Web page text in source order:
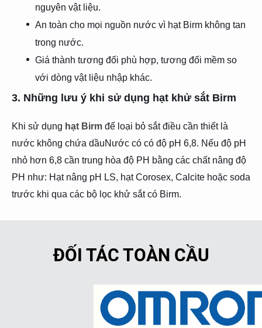
nguyên vật liệu.
An toàn cho mọi nguồn nước vì hạt Birm không tan
trong nước.
Giá thành tương đối phù hợp, tương đối mềm so
với dòng vật liệu nhập khác.
3. Những lưu ý khi sử dụng hạt khử sắt Birm
Khi sử dụng hạt Birm để loại bỏ sắt điều cần thiết là
nước không chứa dầuNước có có độ pH 6,8. Nếu độ pH
nhỏ hơn 6,8 cần trung hòa độ PH bằng các chất nâng độ
PH như: Hạt nâng pH LS, hạt Corosex, Calcite hoặc soda
trước khi qua các bộ lọc khử sắt có Birm.
ĐỐI TÁC TOÀN CẦU